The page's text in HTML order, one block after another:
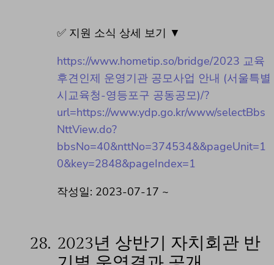
✅ 지원 소식 상세 보기 ▼
https://www.hometip.so/bridge/2023 교육
후견인제 운영기관 공모사업 안내 (서울특별
시교육청-영등포구 공동공모)/?
url=https://www.ydp.go.kr/www/selectBbs
NttView.do?
bbsNo=40&nttNo=374534&&pageUnit=1
0&key=2848&pageIndex=1
작성일: 2023-07-17 ~
28. 2023년 상반기 자치회관 반